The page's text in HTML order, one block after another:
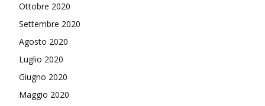
Ottobre 2020
Settembre 2020
Agosto 2020
Luglio 2020
Giugno 2020
Maggio 2020